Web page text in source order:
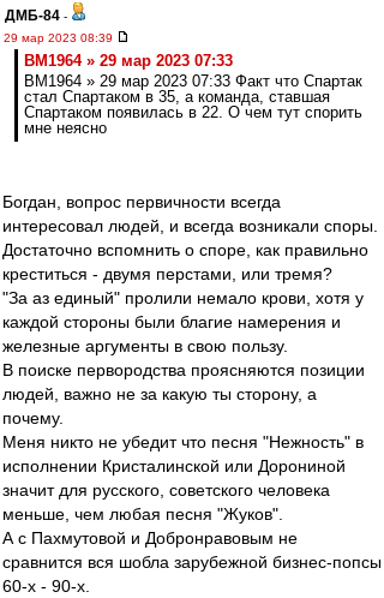
ДМБ-84 -
29 мар 2023 08:39
BM1964 » 29 мар 2023 07:33
BM1964 » 29 мар 2023 07:33 Факт что Спартак
стал Спартаком в 35, а команда, ставшая
Спартаком появилась в 22. О чем тут спорить
мне неясно
Богдан, вопрос первичности всегда
интересовал людей, и всегда возникали споры.
Достаточно вспомнить о споре, как правильно
креститься - двумя перстами, или тремя?
"За аз единый" пролили немало крови, хотя у
каждой стороны были благие намерения и
железные аргументы в свою пользу.
В поиске первородства проясняются позиции
людей, важно не за какую ты сторону, а
почему.
Меня никто не убедит что песня "Нежность" в
исполнении Кристалинской или Дорониной
значит для русского, советского человека
меньше, чем любая песня "Жуков".
А с Пахмутовой и Добронравовым не
сравнится вся шобла зарубежной бизнес-попсы
60-х - 90-х.